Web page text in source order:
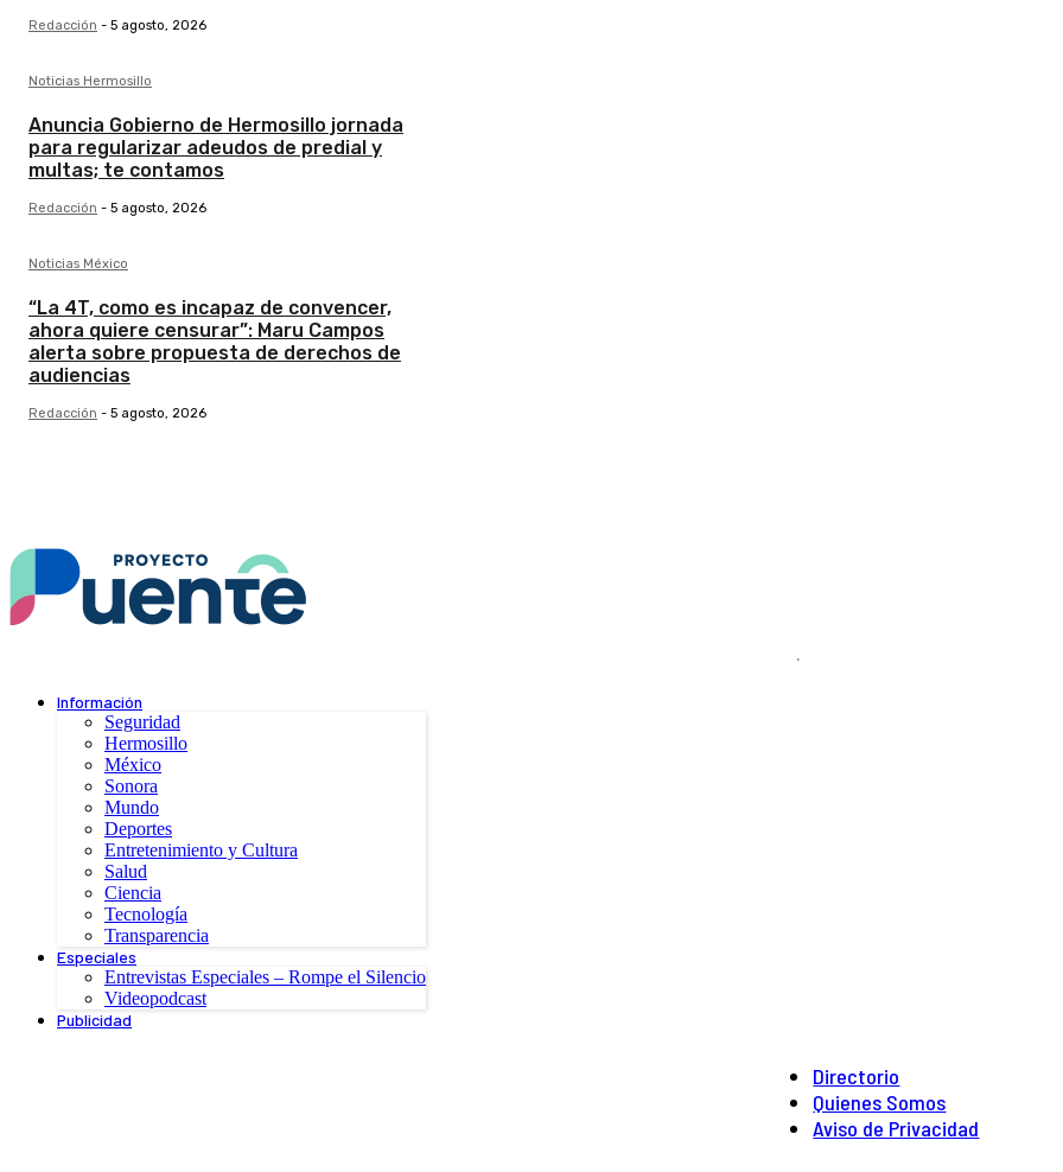
Redacción - 5 agosto, 2026
Noticias Hermosillo
Anuncia Gobierno de Hermosillo jornada
para regularizar adeudos de predial y
multas; te contamos
Redacción - 5 agosto, 2026
Noticias México
“La 4T, como es incapaz de convencer,
ahora quiere censurar”: Maru Campos
alerta sobre propuesta de derechos de
audiencias
Redacción - 5 agosto, 2026
.
Información
Seguridad
Hermosillo
México
Sonora
Mundo
Deportes
Entretenimiento y Cultura
Salud
Ciencia
Tecnología
Transparencia
Especiales
Entrevistas Especiales – Rompe el Silencio
Videopodcast
Publicidad
Directorio
Quienes Somos
Aviso de Privacidad